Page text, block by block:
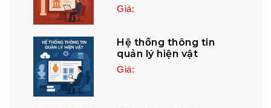
Giá:
Hệ thống thông tin
quản lý hiện vật
Giá: